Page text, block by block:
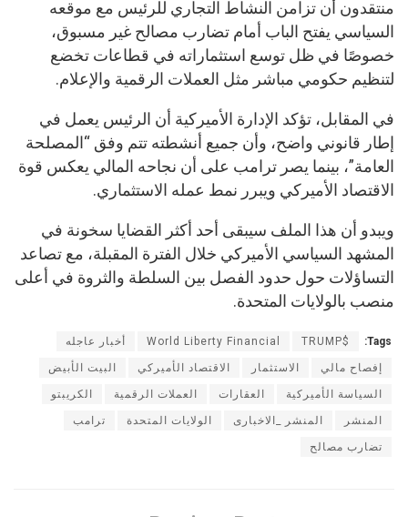
منتقدون أن تزامن النشاط التجاري للرئيس مع موقعه
السياسي يفتح الباب أمام تضارب مصالح غير مسبوق،
خصوصًا في ظل توسع استثماراته في قطاعات تخضع
لتنظيم حكومي مباشر مثل العملات الرقمية والإعلام.
في المقابل، تؤكد الإدارة الأميركية أن الرئيس يعمل في
إطار قانوني واضح، وأن جميع أنشطته تتم وفق “المصلحة
العامة”، بينما يصر ترامب على أن نجاحه المالي يعكس قوة
الاقتصاد الأميركي ويبرر نمط عمله الاستثماري.
ويبدو أن هذا الملف سيبقى أحد أكثر القضايا سخونة في
المشهد السياسي الأميركي خلال الفترة المقبلة، مع تصاعد
التساؤلات حول حدود الفصل بين السلطة والثروة في أعلى
منصب بالولايات المتحدة.
Tags:
$TRUMP
World Liberty Financial أخبار عاجله
إفصاح مالي الاستثمار الاقتصاد الأميركي البيت الأبيض
السياسة الأميركية العقارات العملات الرقمية الكريبتو
المنشر المنشر _الاخبارى الولايات المتحدة ترامب
تضارب مصالح